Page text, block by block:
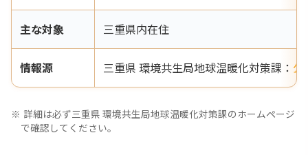
主な対象 三重県内在住
情報源 三重県 環境共生局地球温暖化対策課： 公
詳細は必ず三重県 環境共生局地球温暖化対策課のホームページ
で確認してください。